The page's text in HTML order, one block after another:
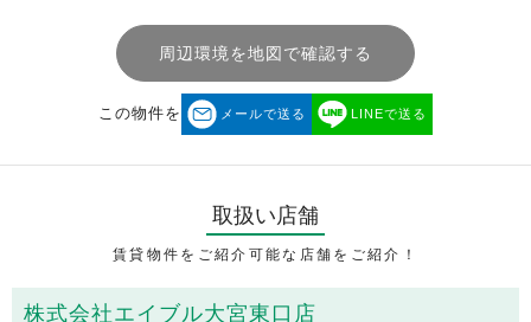
周辺環境を地図で確認する
この物件を メールで送る LINEで送る
取扱い店舗
賃貸物件をご紹介可能な店舗をご紹介！
株式会社エイブル大宮東口店